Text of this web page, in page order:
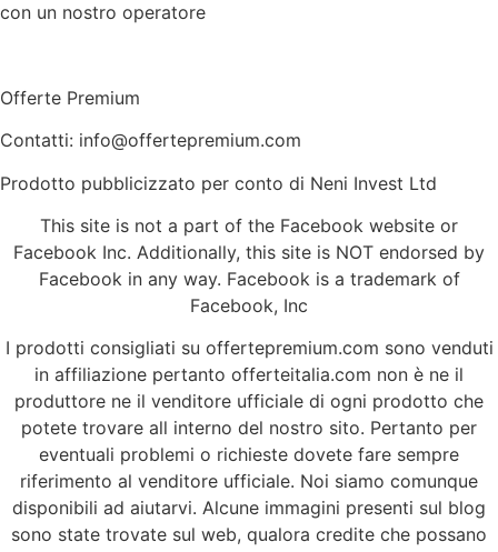
con un nostro operatore
Offerte Premium
Contatti: info@offertepremium.com
Prodotto pubblicizzato per conto di Neni Invest Ltd
This site is not a part of the Facebook website or
Facebook Inc. Additionally, this site is NOT endorsed by
Facebook in any way. Facebook is a trademark of
Facebook, Inc
I prodotti consigliati su offertepremium.com sono venduti
in affiliazione pertanto offerteitalia.com non è ne il
produttore ne il venditore ufficiale di ogni prodotto che
potete trovare all interno del nostro sito. Pertanto per
eventuali problemi o richieste dovete fare sempre
riferimento al venditore ufficiale. Noi siamo comunque
disponibili ad aiutarvi. Alcune immagini presenti sul blog
sono state trovate sul web, qualora credite che possano